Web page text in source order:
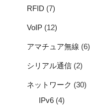
RFID (7)
VoIP (12)
アマチュア無線 (6)
シリアル通信 (2)
ネットワーク (30)
IPv6 (4)